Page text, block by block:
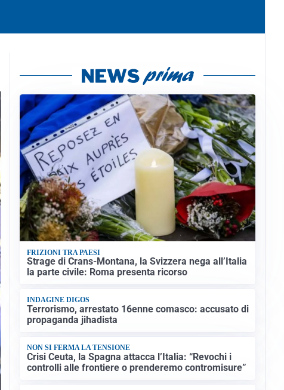
FRIZIONI TRA PAESI
Strage di Crans-Montana, la Svizzera nega all’Italia
la parte civile: Roma presenta ricorso
INDAGINE DIGOS
Terrorismo, arrestato 16enne comasco: accusato di
propaganda jihadista
NON SI FERMA LA TENSIONE
Crisi Ceuta, la Spagna attacca l’Italia: “Revochi i
controlli alle frontiere o prenderemo contromisure”